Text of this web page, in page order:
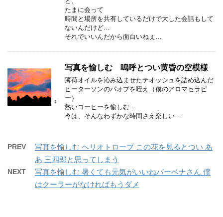
たまに会って
時間と場所を共有しているだけで大した会話もして
ないんだけど…
それでいいんだから面白いねぇ…
写真を愉しむ 嗚呼とつい黄昏の空模様
薄荷オイルを沁み込ませたテオッシュを詰め込んだ
ピーターソンのパオプを咥え（僕のアロマセラピ
ー）
熱いコーヒーを愉しむ…
今は、そんなわずかな時間さえ楽しい…
PREV
写真を愉しむ ヘリオトロープ この花を見るとつい あ
あ 三四郎と思ってしまう
NEXT
写真を愉しむ 暑くても元気がいいねバーベナさん 僕
はクーラーがなければもうダメ